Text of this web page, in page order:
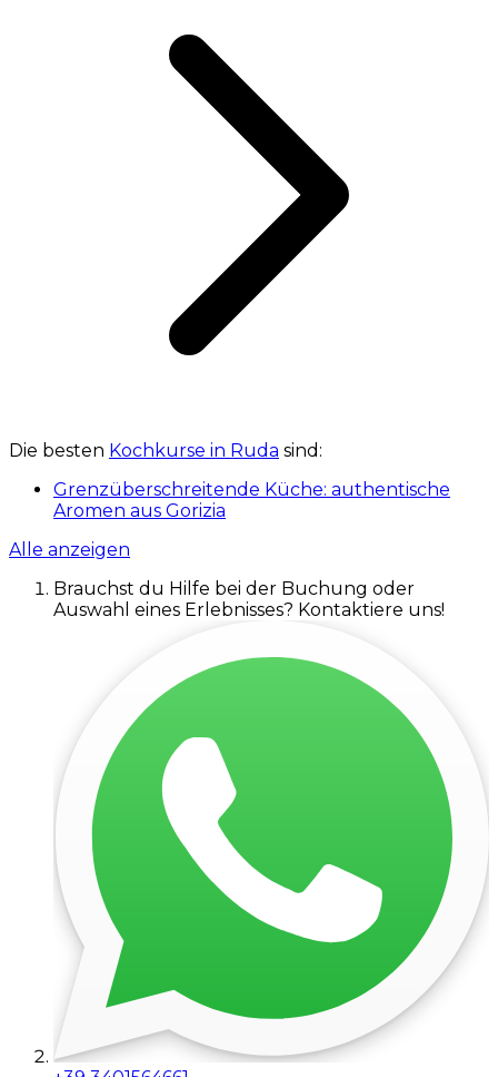
Die besten Kochkurse in Ruda sind:
Grenzüberschreitende Küche: authentische
Aromen aus Gorizia
Alle anzeigen
Brauchst du Hilfe bei der Buchung oder
Auswahl eines Erlebnisses? Kontaktiere uns!